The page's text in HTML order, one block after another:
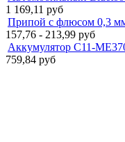
1 169,11 руб
Припой с флюсом 0,3
157,76 - 213,99 руб
Аккумулятор C11-
759,84 руб